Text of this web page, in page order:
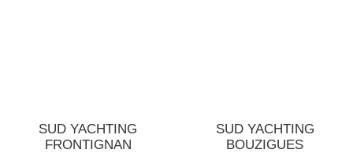
SUD YACHTING
FRONTIGNAN
SUD YACHTING
BOUZIGUES